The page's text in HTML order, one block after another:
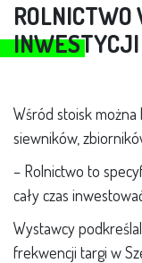
ROLNICTWO
INWESTYCJI
Wśród stoisk
siewników,
– Rolnictwo to
cały czas
Wystawcy
frekwencji targi w